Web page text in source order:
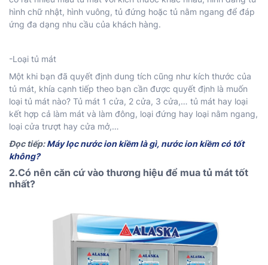
hình chữ nhật, hình vuông, tủ đứng hoặc tủ nằm ngang để đáp
ứng đa dạng nhu cầu của khách hàng.
-Loại tủ mát
Một khi bạn đã quyết định dung tích cũng như kích thước của
tủ mát, khía cạnh tiếp theo bạn cần được quyết định là muốn
loại tủ mát nào? Tủ mát 1 cửa, 2 cửa, 3 cửa,… tủ mát hay loại
kết hợp cả làm mát và làm đông, loại đứng hay loại nằm ngang,
loại cửa trượt hay cửa mở,…
Đọc tiếp:Máy lọc nước ion kiềm là gì, nước ion kiềm có tốt
không?
2.Có nên căn cứ vào thương hiệu để mua tủ mát tốt
nhất?